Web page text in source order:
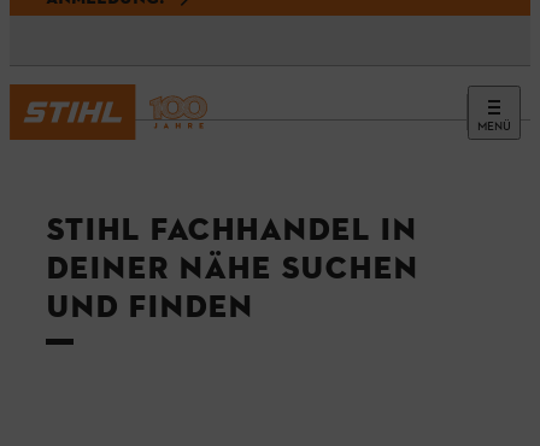
MENÜ
STIHL FACHHANDEL IN
DEINER NÄHE SUCHEN
UND FINDEN